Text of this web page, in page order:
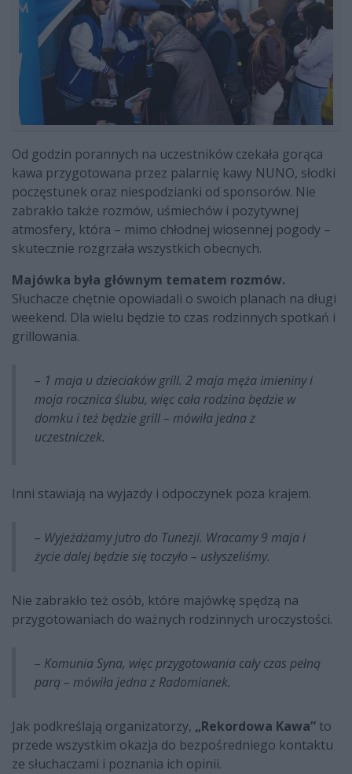
Od godzin porannych na uczestników czekała gorąca
kawa przygotowana przez palarnię kawy NUNO, słodki
poczęstunek oraz niespodzianki od sponsorów. Nie
zabrakło także rozmów, uśmiechów i pozytywnej
atmosfery, która – mimo chłodnej wiosennej pogody –
skutecznie rozgrzała wszystkich obecnych.
Majówka była głównym tematem rozmów.
Słuchacze chętnie opowiadali o swoich planach na długi
weekend. Dla wielu będzie to czas rodzinnych spotkań i
grillowania.
– 1 maja u dzieciaków grill. 2 maja męża imieniny i
moja rocznica ślubu, więc cała rodzina będzie w
domku i też będzie grill – mówiła jedna z
uczestniczek.
Inni stawiają na wyjazdy i odpoczynek poza krajem.
– Wyjeżdżamy jutro do Tunezji. Wracamy 9 maja i
życie dalej będzie się toczyło – usłyszeliśmy.
Nie zabrakło też osób, które majówkę spędzą na
przygotowaniach do ważnych rodzinnych uroczystości.
– Komunia Syna, więc przygotowania cały czas pełną
parą – mówiła jedna z Radomianek.
Jak podkreślają organizatorzy, „Rekordowa Kawa” to
przede wszystkim okazja do bezpośredniego kontaktu
ze słuchaczami i poznania ich opinii.